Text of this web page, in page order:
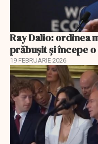
Ray Dalio: ordinea
prăbușit și începe
19 FEBRUARIE 2026